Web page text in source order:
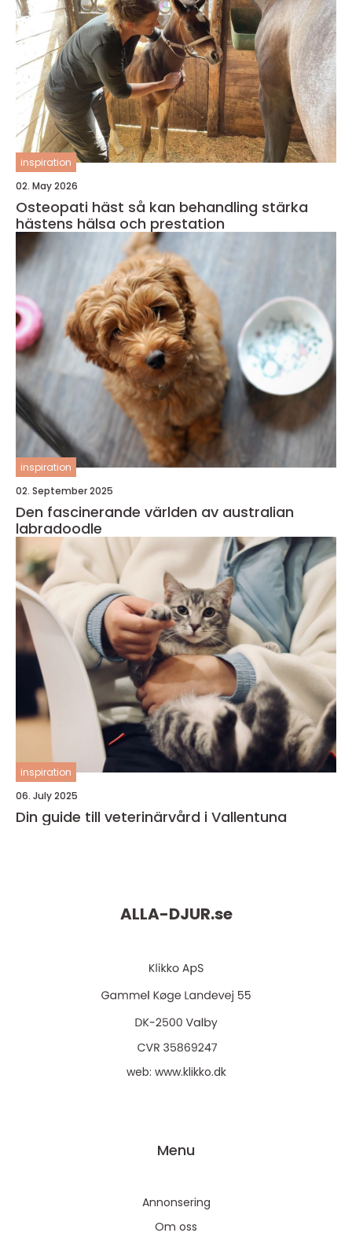
inspiration
02. May 2026
Osteopati häst så kan behandling stärka
hästens hälsa och prestation
inspiration
02. September 2025
Den fascinerande världen av australian
labradoodle
inspiration
06. July 2025
Din guide till veterinärvård i Vallentuna
ALLA-DJUR.se
web: www.klikko.dk
Menu
Annonsering
Om oss